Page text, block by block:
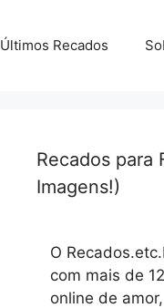
Últimos Recados
Recados para
Imagens!)
O
com mais de
online de